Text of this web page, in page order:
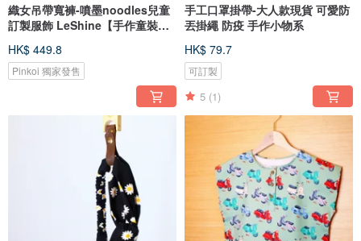
織女吊帶寬褲-噴墨noodles兒童
訂製服飾 LeShine【手作童裝系
HK$ 449.8
Pinkoi 獨家發售
手工口罩掛帶-大人款現貨 可愛防
丟掛繩 防疫 手作小物系
HK$ 79.7
可訂製
5 (1)